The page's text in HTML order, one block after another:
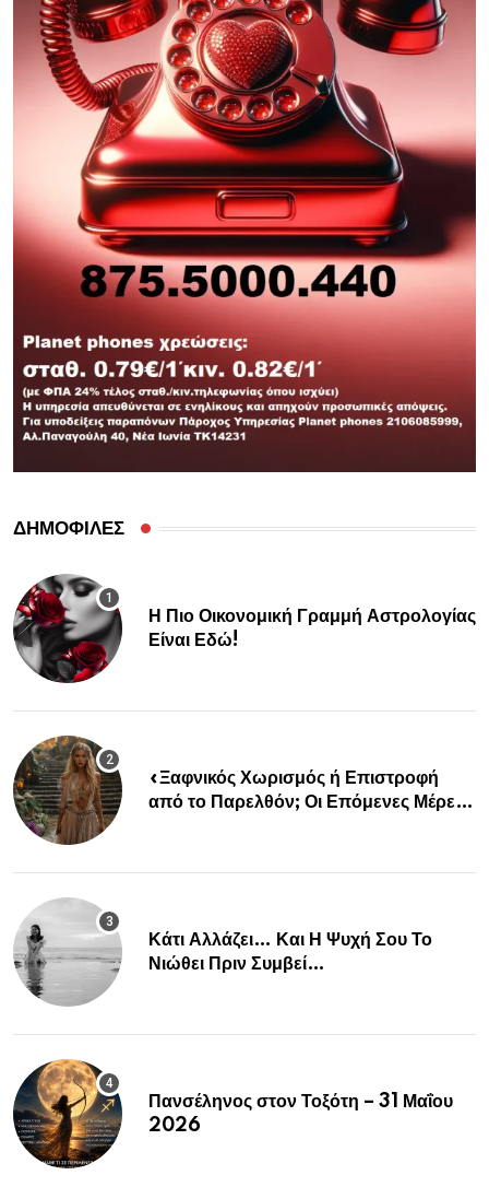
ΔΗΜΟΦΙΛΕΣ
Η Πιο Οικονομική Γραμμή Αστρολογίας
Είναι Εδώ!
«Ξαφνικός Χωρισμός ή Επιστροφή
από το Παρελθόν; Οι Επόμενες Μέρες
Κάτι Αλλάζει… Και Η Ψυχή Σου Το
Νιώθει Πριν Συμβεί…
Πανσέληνος στον Τοξότη – 31 Μαΐου
2026